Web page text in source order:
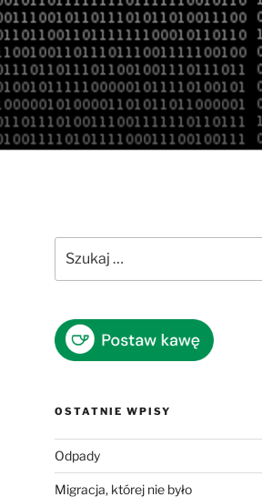
OSTATNIE WPISY
Odpady
Migracja, której nie było